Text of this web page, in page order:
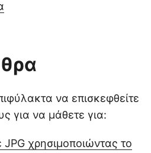
να επισκεφθείτε
για να μάθετε για:
χρησιμοποιώντας το